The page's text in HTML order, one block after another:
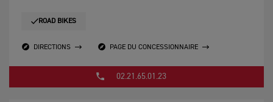
ROAD BIKES
DIRECTIONS PAGE DU CONCESSIONNAIRE
02.21.65.01.23